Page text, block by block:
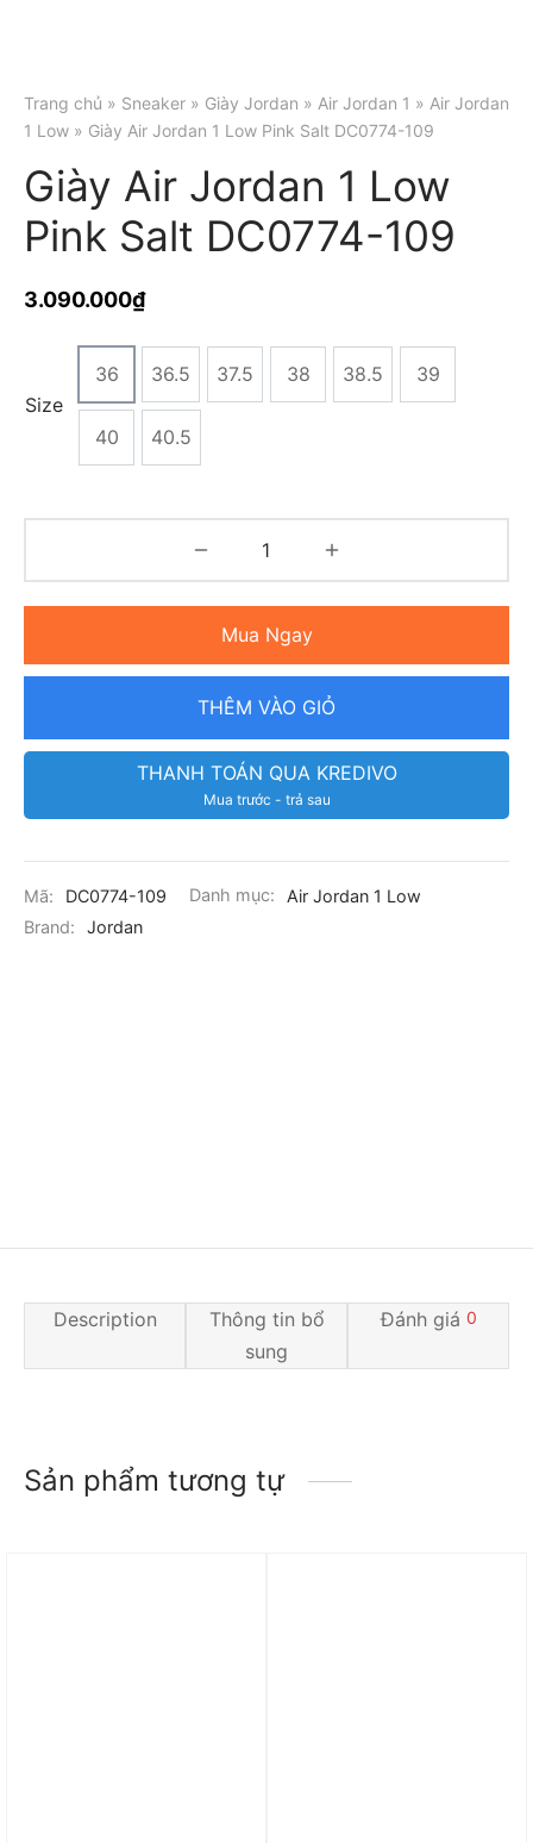
Trang chủ » Sneaker » Giày Jordan » Air Jordan 1 » Air Jordan
1 Low » Giày Air Jordan 1 Low Pink Salt DC0774-109
Giày Air Jordan 1 Low
Pink Salt DC0774-109
3.090.000₫
Size
36 36.5 37.5 38 38.5 39
40 40.5
Mua Ngay
THÊM VÀO GIỎ
THANH TOÁN QUA KREDIVO
Mua trước - trả sau
Mã: DC0774-109 Danh mục:
Air Jordan 1 Low
Brand:
Jordan
Description
Thông tin bổ
sung
Đánh giá 0
Sản phẩm tương tự